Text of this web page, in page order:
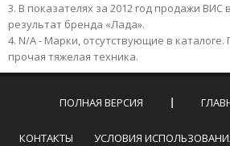
В показателях за 2012 год продажи
результат бренда «Лада».
N/A - Марки, отсутствующие в
прочая тяжелая техника.
ПОЛНАЯ ВЕРСИЯ
КОНТАКТЫ УСЛОВИЯ